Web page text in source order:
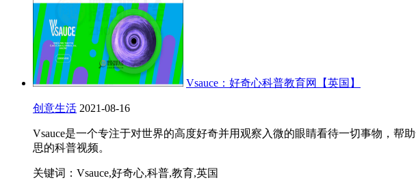
Vsauce：好奇心科普教育网【英国】
创意生活 2021-08-16
Vsauce是一个专注于对世界的高度好奇并用观察入微的眼睛看待一切事物，帮
思的科普视频。
关键词：Vsauce,好奇心,科普,教育,英国